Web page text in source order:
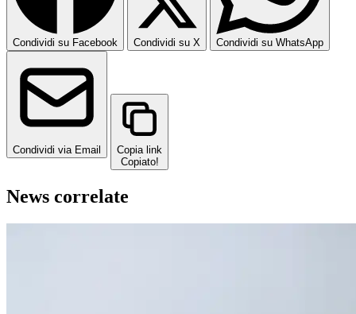
Condividi su Facebook Condividi su X Condividi su WhatsApp
Condividi via Email
Copia link
Copiato!
News correlate